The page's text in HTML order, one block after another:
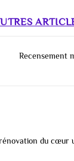
Recensement
du cœur